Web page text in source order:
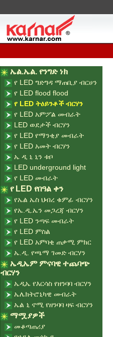
ኤል.ኤል. የንግድ ነክ
የ LED ግድግዳ ማጠቢያ ብርሀን
የ LED flood flood
የ LED ትዕይንቶች ብርሃን
የ LED አምፖል መብራት
LED ወደታች ብርሃን
የ LED የማንቂያ መብራት
የ LED አመት ብርሃን
ኤ ዲ ኒ ኒን ቱቦ
LED underground light
የ LED መብራት
የ LED የበዓል ቀን
የኤል ኤስ ህብረ ቁምፊ ብርሃን
የኤ.ዲ.ኤን መጋረጃ ብርሃን
የ LED ንጣፍ መብራት
የ LED ምስል
የ LED አምባቂ ጠቃሚ ምክር
ኤ.ዲ. የጫማ ገመድ ብርሃን
ኤዲኤም ምናባዊ ተጨባጭ
ብርሃን
ኤዲኤ የእርሳስ የዘንባባ ብርሃን
ኤሌክትሮኒካዊ መብራት
ኤል ኒ ኖሚ የዘንባባ ዛፍ ብርሃን
ማሟያዎች
መቆጣጠሪያ